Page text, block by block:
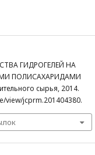
ГИДРОГЕЛЕЙ НА
ПОЛИСАХАРИДАМИ
сырья, 2014.
view/jcprm.201404380.